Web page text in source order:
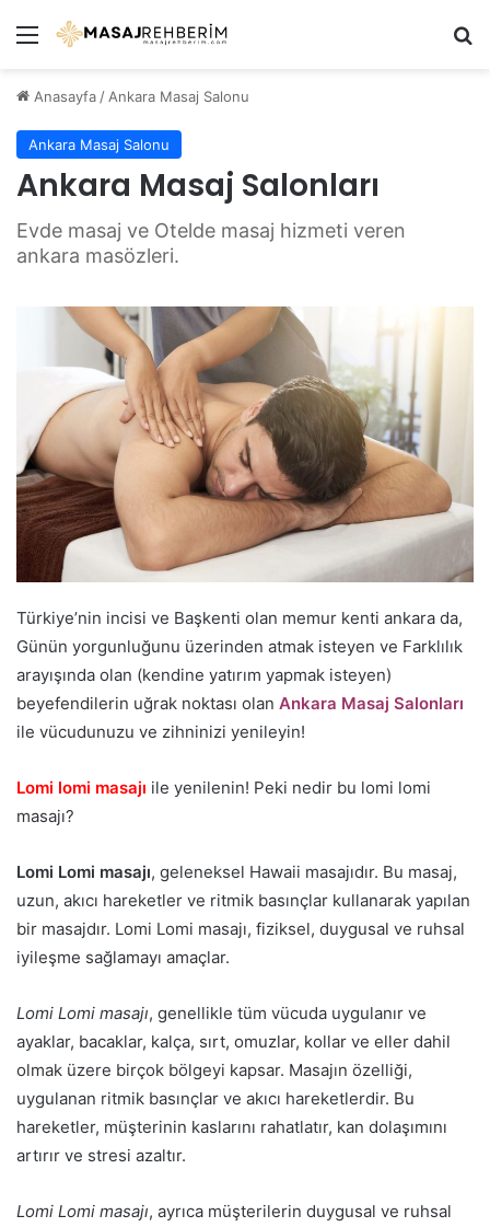
Menü
Anasayfa / Ankara Masaj Salonu
Ankara Masaj Salonu
Ankara Masaj Salonları
Evde masaj ve Otelde masaj hizmeti veren
ankara masözleri.
Türkiye’nin incisi ve Başkenti olan memur kenti ankara da,
Günün yorgunluğunu üzerinden atmak isteyen ve Farklılık
arayışında olan (kendine yatırım yapmak isteyen)
beyefendilerin uğrak noktası olan Ankara Masaj Salonları
ile vücudunuzu ve zihninizi yenileyin!
Lomi lomi masajı ile yenilenin! Peki nedir bu lomi lomi
masajı?
Lomi Lomi masajı, geleneksel Hawaii masajıdır. Bu masaj,
uzun, akıcı hareketler ve ritmik basınçlar kullanarak yapılan
bir masajdır. Lomi Lomi masajı, fiziksel, duygusal ve ruhsal
iyileşme sağlamayı amaçlar.
Lomi Lomi masajı, genellikle tüm vücuda uygulanır ve
ayaklar, bacaklar, kalça, sırt, omuzlar, kollar ve eller dahil
olmak üzere birçok bölgeyi kapsar. Masajın özelliği,
uygulanan ritmik basınçlar ve akıcı hareketlerdir. Bu
hareketler, müşterinin kaslarını rahatlatır, kan dolaşımını
artırır ve stresi azaltır.
Lomi Lomi masajı, ayrıca müşterilerin duygusal ve ruhsal